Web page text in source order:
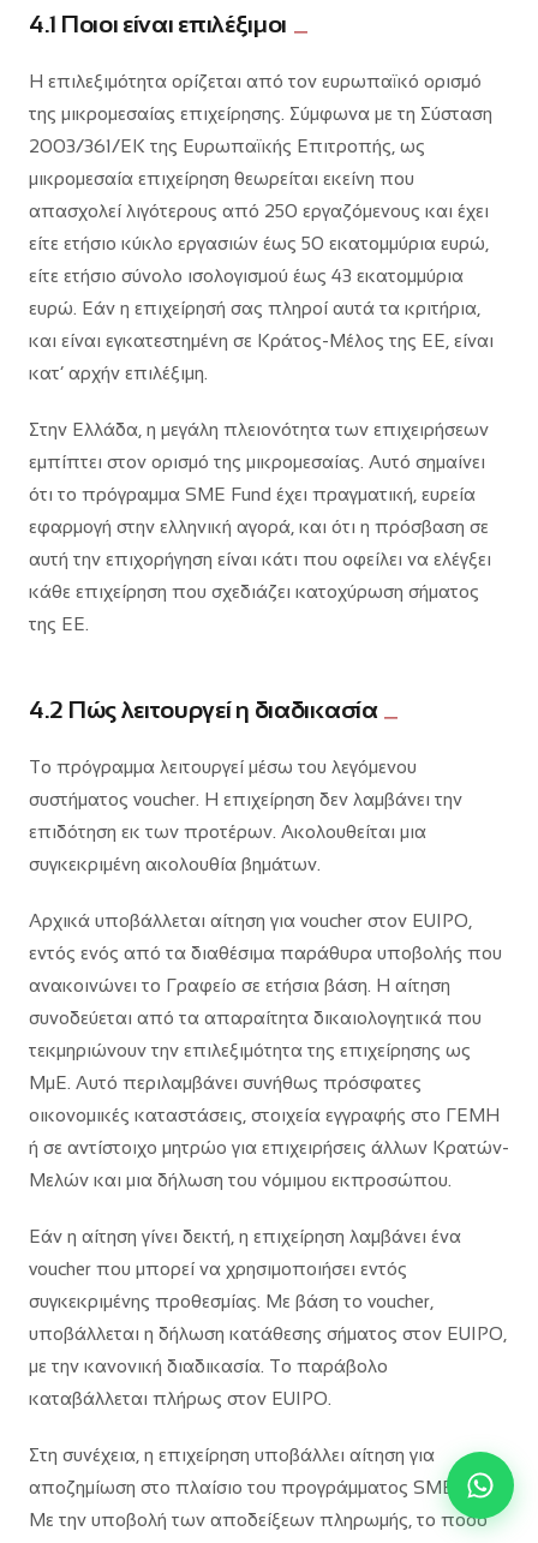
4.1 Ποιοι είναι επιλέξιμοι
Η επιλεξιμότητα ορίζεται από τον ευρωπαϊκό ορισμό
της μικρομεσαίας επιχείρησης. Σύμφωνα με τη Σύσταση
2003/361/ΕΚ της Ευρωπαϊκής Επιτροπής, ως
μικρομεσαία επιχείρηση θεωρείται εκείνη που
απασχολεί λιγότερους από 250 εργαζόμενους και έχει
είτε ετήσιο κύκλο εργασιών έως 50 εκατομμύρια ευρώ,
είτε ετήσιο σύνολο ισολογισμού έως 43 εκατομμύρια
ευρώ. Εάν η επιχείρησή σας πληροί αυτά τα κριτήρια,
και είναι εγκατεστημένη σε Κράτος-Μέλος της ΕΕ, είναι
κατ’ αρχήν επιλέξιμη.
Στην Ελλάδα, η μεγάλη πλειονότητα των επιχειρήσεων
εμπίπτει στον ορισμό της μικρομεσαίας. Αυτό σημαίνει
ότι το πρόγραμμα SME Fund έχει πραγματική, ευρεία
εφαρμογή στην ελληνική αγορά, και ότι η πρόσβαση σε
αυτή την επιχορήγηση είναι κάτι που οφείλει να ελέγξει
κάθε επιχείρηση που σχεδιάζει κατοχύρωση σήματος
της ΕΕ.
4.2 Πώς λειτουργεί η διαδικασία
Το πρόγραμμα λειτουργεί μέσω του λεγόμενου
συστήματος voucher. Η επιχείρηση δεν λαμβάνει την
επιδότηση εκ των προτέρων. Ακολουθείται μια
συγκεκριμένη ακολουθία βημάτων.
Αρχικά υποβάλλεται αίτηση για voucher στον EUIPO,
εντός ενός από τα διαθέσιμα παράθυρα υποβολής που
ανακοινώνει το Γραφείο σε ετήσια βάση. Η αίτηση
συνοδεύεται από τα απαραίτητα δικαιολογητικά που
τεκμηριώνουν την επιλεξιμότητα της επιχείρησης ως
ΜμΕ. Αυτό περιλαμβάνει συνήθως πρόσφατες
οικονομικές καταστάσεις, στοιχεία εγγραφής στο ΓΕΜΗ
ή σε αντίστοιχο μητρώο για επιχειρήσεις άλλων Κρατών-
Μελών και μια δήλωση του νόμιμου εκπροσώπου.
Εάν η αίτηση γίνει δεκτή, η επιχείρηση λαμβάνει ένα
voucher που μπορεί να χρησιμοποιήσει εντός
συγκεκριμένης προθεσμίας. Με βάση το voucher,
υποβάλλεται η δήλωση κατάθεσης σήματος στον EUIPO,
με την κανονική διαδικασία. Το παράβολο
καταβάλλεται πλήρως στον EUIPO.
Στη συνέχεια, η επιχείρηση υποβάλλει αίτηση για
αποζημίωση στο πλαίσιο του προγράμματος SME Fund.
Με την υποβολή των αποδείξεων πληρωμής, το ποσό